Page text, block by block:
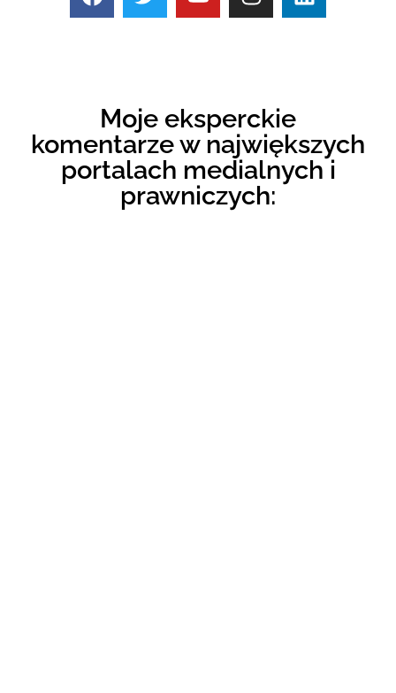
Moje eksperckie
komentarze w największych
portalach medialnych i
prawniczych: